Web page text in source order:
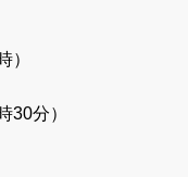
）
30分）